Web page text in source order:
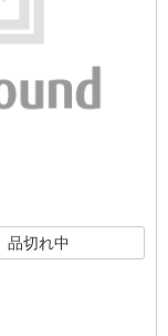
品切れ中